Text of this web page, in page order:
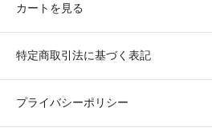
カートを見る
特定商取引法に基づく表記
プライバシーポリシー